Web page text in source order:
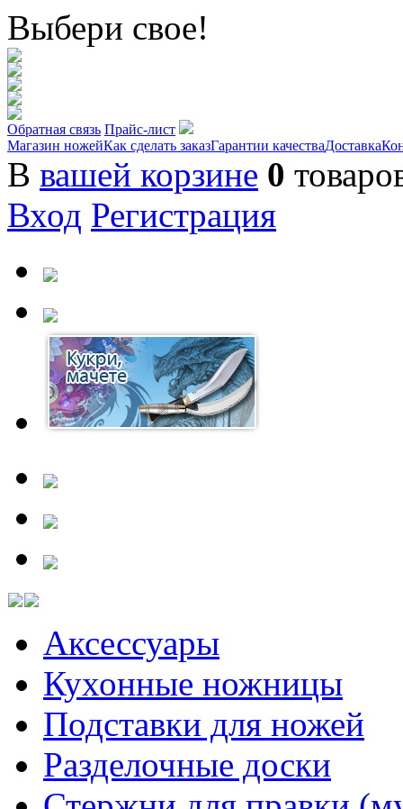
Выбери свое!
Обратная связь Прайс-лист
Магазин ножейКак сделать заказГарантии качестваДоставка
В вашей корзине 0
Вход Регистрация
Аксессуары
Кухонные ножницы
Подставки для ножей
Разделочные доски